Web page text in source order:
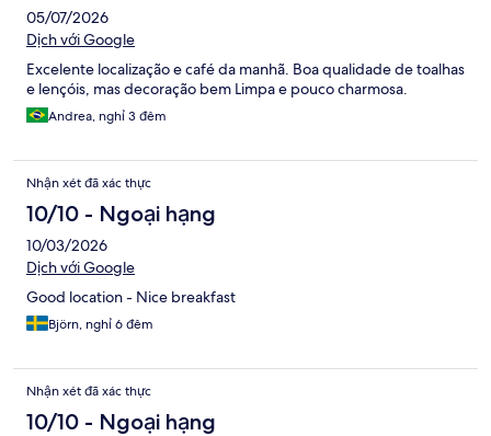
05/07/2026
Dịch với Google
Excelente localização e café da manhã. Boa qualidade de toalhas
e lençóis, mas decoração bem Limpa e pouco charmosa.
Andrea, nghỉ 3 đêm
Nhận xét đã xác thực
10/10 - Ngoại hạng
10/03/2026
Dịch với Google
Good location - Nice breakfast
Björn, nghỉ 6 đêm
Nhận xét đã xác thực
10/10 - Ngoại hạng